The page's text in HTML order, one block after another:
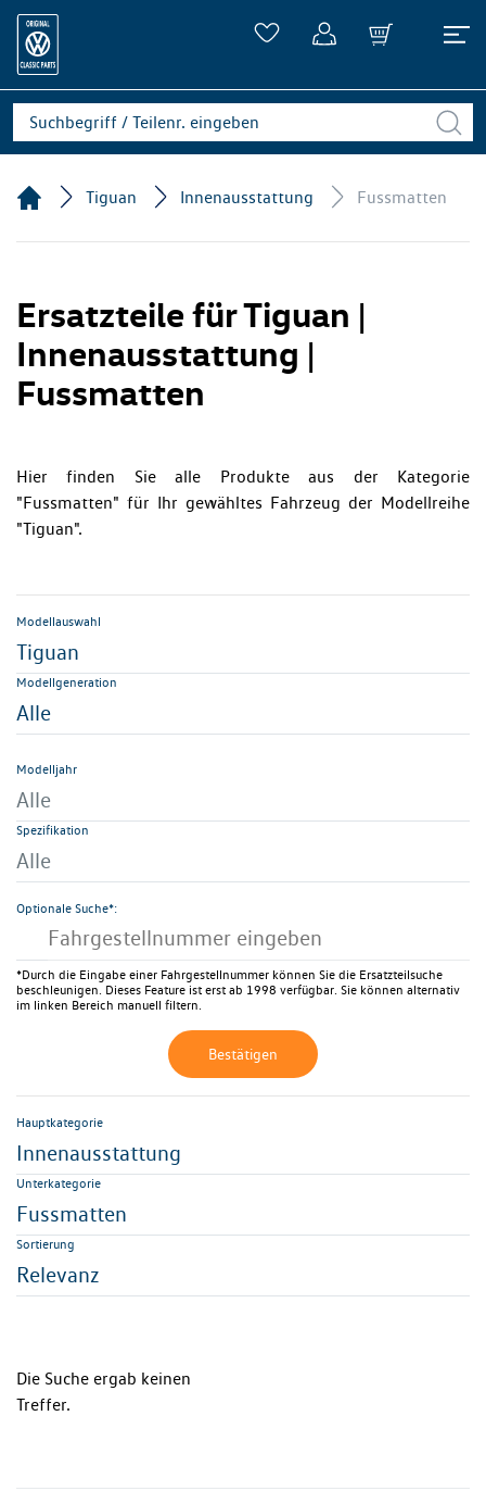
Tiguan Innenausstattung Fussmatten
Ersatzteile für Tiguan |
Innenausstattung |
Fussmatten
Hier finden Sie alle Produkte aus der Kategorie
"Fussmatten" für Ihr gewähltes Fahrzeug der Modellreihe
"Tiguan".
Modellauswahl
Tiguan
Modellgeneration
Alle
Modelljahr
Alle
Spezifikation
Alle
Optionale Suche*:
*Durch die Eingabe einer Fahrgestellnummer können Sie die Ersatzteilsuche
beschleunigen. Dieses Feature ist erst ab 1998 verfügbar. Sie können alternativ
im linken Bereich manuell filtern.
Bestätigen
Hauptkategorie
Innenausstattung
Unterkategorie
Fussmatten
Sortierung
Relevanz
Die Suche ergab keinen
Treffer.